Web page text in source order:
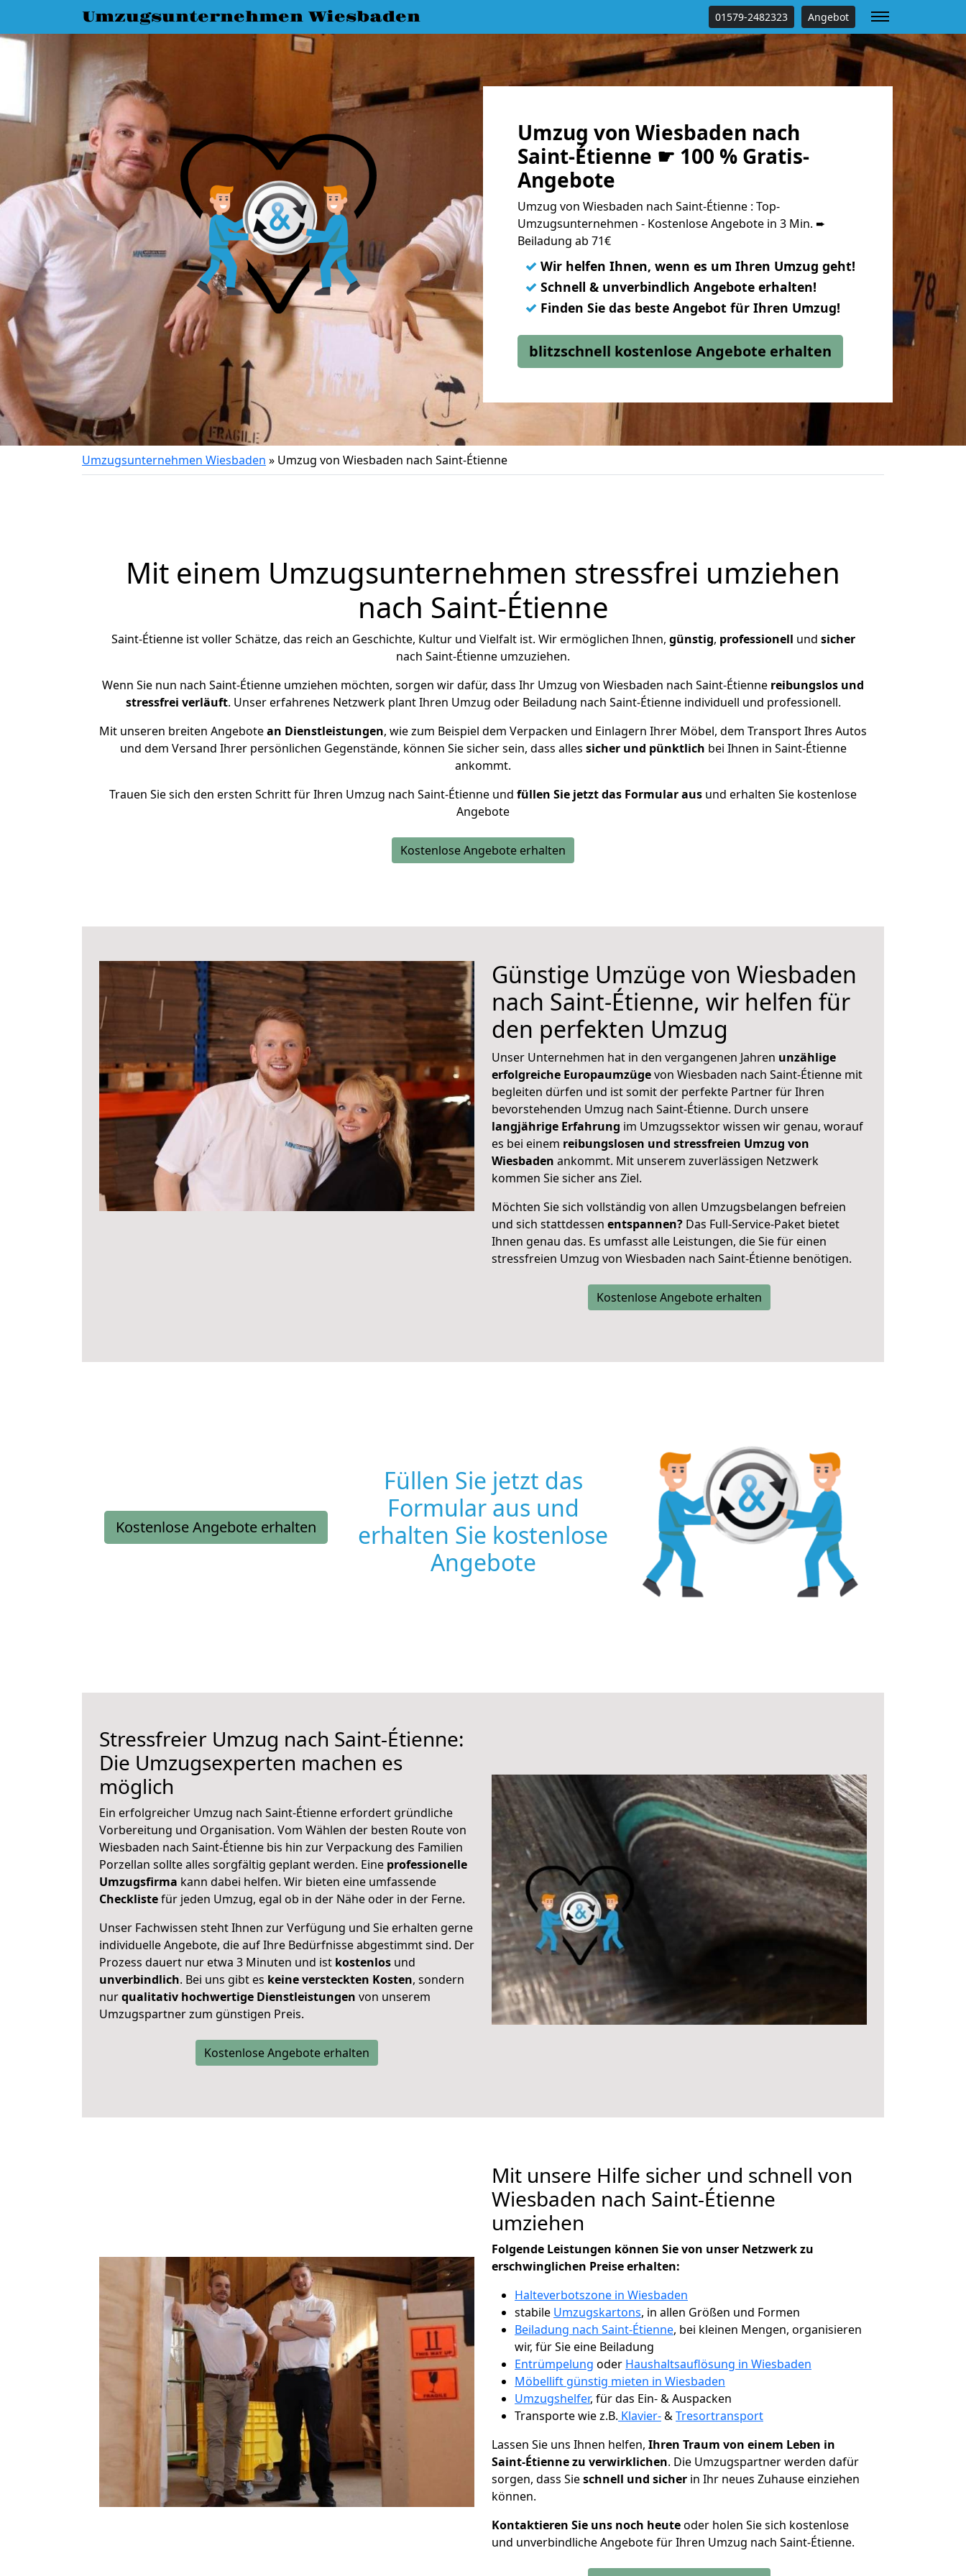
Umzugsunternehmen Wiesbaden 01579-2482323 Angebot
Umzug von Wiesbaden nach
Saint-Étienne ☛ 100 % Gratis-
Angebote
Umzug von Wiesbaden nach Saint-Étienne : Top-
Umzugsunternehmen - Kostenlose Angebote in 3 Min. ➨
Beiladung ab 71€
✓ Wir helfen Ihnen, wenn es um Ihren Umzug geht!
✓ Schnell & unverbindlich Angebote erhalten!
✓ Finden Sie das beste Angebot für Ihren Umzug!
blitzschnell kostenlose Angebote erhalten
Umzugsunternehmen Wiesbaden » Umzug von Wiesbaden nach Saint-Étienne
Mit einem Umzugsunternehmen stressfrei umziehen
nach Saint-Étienne
Saint-Étienne ist voller Schätze, das reich an Geschichte, Kultur und Vielfalt ist. Wir ermöglichen Ihnen, günstig, professionell und sicher
nach Saint-Étienne umzuziehen.
Wenn Sie nun nach Saint-Étienne umziehen möchten, sorgen wir dafür, dass Ihr Umzug von Wiesbaden nach Saint-Étienne reibungslos und
stressfrei verläuft. Unser erfahrenes Netzwerk plant Ihren Umzug oder Beiladung nach Saint-Étienne individuell und professionell.
Mit unseren breiten Angebotean Dienstleistungen, wie zum Beispiel dem Verpacken und Einlagern Ihrer Möbel, dem Transport Ihres Autos
und dem Versand Ihrer persönlichen Gegenstände, können Sie sicher sein, dass alles sicher und pünktlich bei Ihnen in Saint-Étienne
ankommt.
Trauen Sie sich den ersten Schritt für Ihren Umzug nach Saint-Étienne und füllen Sie jetzt das Formular aus und erhalten Sie kostenlose
Angebote
Kostenlose Angebote erhalten
Günstige Umzüge von Wiesbaden
nach Saint-Étienne, wir helfen für
den perfekten Umzug
Unser Unternehmen hat in den vergangenen Jahren unzählige
erfolgreiche Europaumzügevon Wiesbaden nach Saint-Étienne mit
begleiten dürfen und ist somit der perfekte Partner für Ihren
bevorstehenden Umzug nach Saint-Étienne. Durch unsere
langjährige Erfahrung im Umzugssektor wissen wir genau, worauf
es bei einem reibungslosen und stressfreien Umzug von
Wiesbaden ankommt. Mit unserem zuverlässigen Netzwerk
kommen Sie sicher ans Ziel.
Möchten Sie sich vollständig von allen Umzugsbelangen befreien
und sich stattdessen entspannen? Das Full-Service-Paket bietet
Ihnen genau das. Es umfasst alle Leistungen, die Sie für einen
stressfreien Umzug von Wiesbaden nach Saint-Étienne benötigen.
Kostenlose Angebote erhalten
Kostenlose Angebote erhalten
Füllen Sie jetzt das
Formular aus und
erhalten Sie kostenlose
Angebote
Stressfreier Umzug nach Saint-Étienne:
Die Umzugsexperten machen es
möglich
Ein erfolgreicher Umzug nach Saint-Étienne erfordert gründliche
Vorbereitung und Organisation. Vom Wählen der besten Route von
Wiesbaden nach Saint-Étienne bis hin zur Verpackung des Familien
Porzellan sollte alles sorgfältig geplant werden. Eine professionelle
Umzugsfirma kann dabei helfen. Wir bieten eine umfassende
Checklistefür jeden Umzug, egal ob in der Nähe oder in der Ferne.
Unser Fachwissen steht Ihnen zur Verfügung und Sie erhalten gerne
individuelle Angebote, die auf Ihre Bedürfnisse abgestimmt sind. Der
Prozess dauert nur etwa 3 Minuten und ist kostenlos und
unverbindlich. Bei uns gibt es keine versteckten Kosten, sondern
nurqualitativ hochwertige Dienstleistungen von unserem
Umzugspartner zum günstigen Preis.
Kostenlose Angebote erhalten
Mit unsere Hilfe sicher und schnell von
Wiesbaden nach Saint-Étienne
umziehen
Folgende Leistungen können Sie von unser Netzwerk zu
erschwinglichen Preise erhalten:
Halteverbotszone in Wiesbaden
stabile Umzugskartons, in allen Größen und Formen
Beiladung nach Saint-Étienne, bei kleinen Mengen, organisieren
wir, für Sie eine Beiladung
Entrümpelung oder Haushaltsauflösung in Wiesbaden
Möbellift günstig mieten in Wiesbaden
Umzugshelfer, für das Ein- & Auspacken
Transporte wie z.B. Klavier-&Tresortransport
Lassen Sie uns Ihnen helfen, Ihren Traum von einem Leben in
Saint-Étienne zu verwirklichen. Die Umzugspartner werden dafür
sorgen, dass Sieschnell und sicher in Ihr neues Zuhause einziehen
können.
Kontaktieren Sie uns noch heuteoder holen Sie sich kostenlose
und unverbindliche Angebote für Ihren Umzug nach Saint-Étienne.